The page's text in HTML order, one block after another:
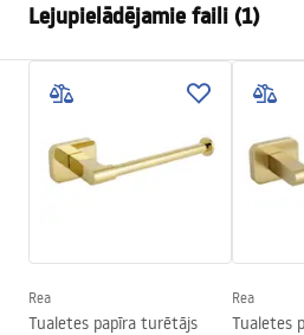
Materiāls
Uzstādīšanas veids
Platums
170
Augstums
50
Dziļums
80
Lejupielādējamie faili (1)
Garantijas noteikumi
Rea
Tualetes papīra turētājs
Rea
Tualetes